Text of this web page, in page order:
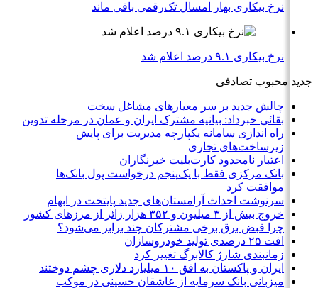
نرخ بیکاری بهار امسال تک‌رقمی باقی ماند
نرخ بیکاری ۹.۱ درصد اعلام شد
جدید محبوب تصادفی
چالش جدید بر سر معیارهای مشاغل سخت
بقائی خبرداد: بیانیه مشترک ایران و عمان در مرحله تدوین
راه اندازی سامانه یکپارچه مدیریت برای پایش
زیرساخت‌های تجاری
اعتبار نامحدود کارت‌بلیت خبرنگاران
بانک مرکزی فقط با یک‌‎پنجم درخواست پول بانک‌ها
موافقت کرد
سرنوشت احداث آرامستان‌های جدید پایتخت در ابهام
خروج بیش از ۳ میلیون و ۳۵۲ هزار زائر از مرزهای کشور
چرا قبض برق برخی مشترکان چند برابر می‌شود؟
افت ۲۵ درصدی تولید خودروسازان
زمانبندی شارژ کالابرگ تغییر کرد
ایران و پاکستان به افق ۱۰ میلیارد دلاری چشم دوختند
میزبانی بانک سرمایه از عاشقان حسینی در موکب